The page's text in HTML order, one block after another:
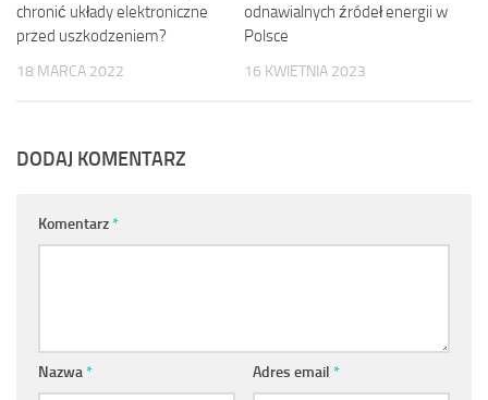
chronić układy elektroniczne
przed uszkodzeniem?
18 MARCA 2022
odnawialnych źródeł energii w
Polsce
16 KWIETNIA 2023
DODAJ KOMENTARZ
Komentarz*
Nazwa* Adres email *